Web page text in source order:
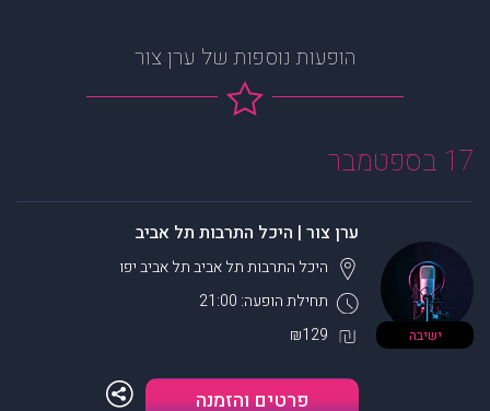
הופעות נוספות של ערן צור
17 בספטמבר
ישיבה
ערן צור | היכל התרבות תל אביב
תחילת הופעה: 21:00
היכל התרבות תל אביבתל אביב יפו
₪129
פרטים והזמנה